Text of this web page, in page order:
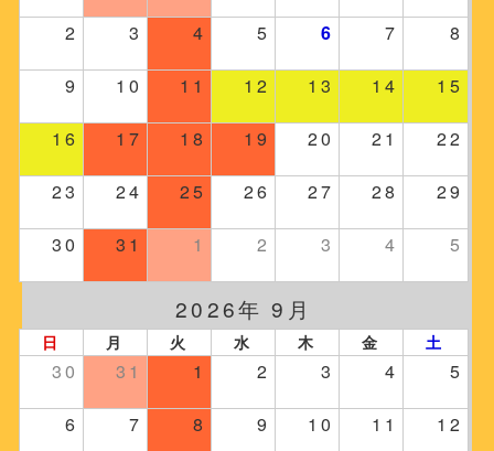
2 3 4 5 6 7 8
9 10 11 12 13 14 15
16 17 18 19 20 21 22
23 24 25 26 27 28 29
30 31 1 2 3 4 5
2026年 9月
日 月 火 水 木 金 土
30 31 1 2 3 4 5
6 7 8 9 10 11 12